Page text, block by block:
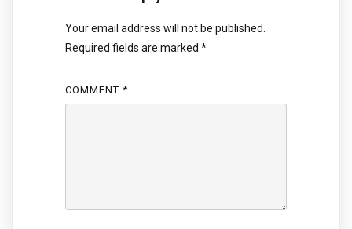
Your email address will not be published.
Required fields are marked *
COMMENT *